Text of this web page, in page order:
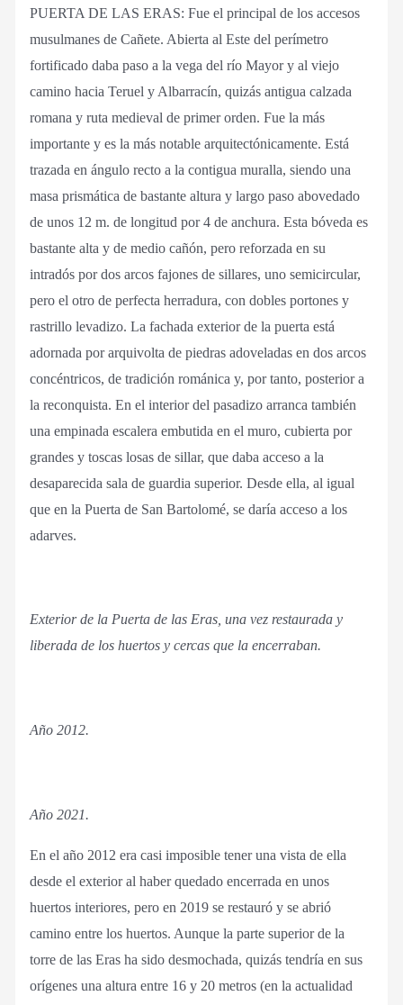
PUERTA DE LAS ERAS: Fue el principal de los accesos
musulmanes de Cañete. Abierta al Este del perímetro
fortificado daba paso a la vega del río Mayor y al viejo
camino hacia Teruel y Albarracín, quizás antigua calzada
romana y ruta medieval de primer orden. Fue la más
importante y es la más notable arquitectónicamente. Está
trazada en ángulo recto a la contigua muralla, siendo una
masa prismática de bastante altura y largo paso abovedado
de unos 12 m. de longitud por 4 de anchura. Esta bóveda es
bastante alta y de medio cañón, pero reforzada en su
intradós por dos arcos fajones de sillares, uno semicircular,
pero el otro de perfecta herradura, con dobles portones y
rastrillo levadizo. La fachada exterior de la puerta está
adornada por arquivolta de piedras adoveladas en dos arcos
concéntricos, de tradición románica y, por tanto, posterior a
la reconquista. En el interior del pasadizo arranca también
una empinada escalera embutida en el muro, cubierta por
grandes y toscas losas de sillar, que daba acceso a la
desaparecida sala de guardia superior. Desde ella, al igual
que en la Puerta de San Bartolomé, se daría acceso a los
adarves.
Exterior de la Puerta de las Eras, una vez restaurada y
liberada de los huertos y cercas que la encerraban.
Año 2012.
Año 2021.
En el año 2012 era casi imposible tener una vista de ella
desde el exterior al haber quedado encerrada en unos
huertos interiores, pero en 2019 se restauró y se abrió
camino entre los huertos. Aunque la parte superior de la
torre de las Eras ha sido desmochada, quizás tendría en sus
orígenes una altura entre 16 y 20 metros (en la actualidad